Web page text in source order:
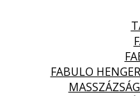
FABULO